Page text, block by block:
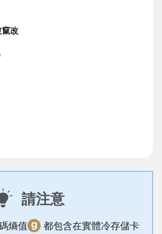
改
請注意
熵值
都包含在實體冷存儲卡